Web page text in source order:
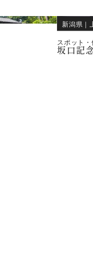
新潟県 ｜
スポット
坂口記